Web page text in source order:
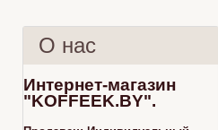
О нас
Интернет-магазин
"KOFFEEK.BY".